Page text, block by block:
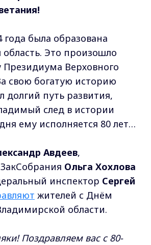
года была образована
Это произошло
Президиума Верховного
свою богатую историю
долгий путь развития,
след в истории
ему исполняется 80 лет…
Авдеев,
Ольга Хохлова
инспектор Сергей
жителей с Днём
области.
Поздравляем вас с 80-